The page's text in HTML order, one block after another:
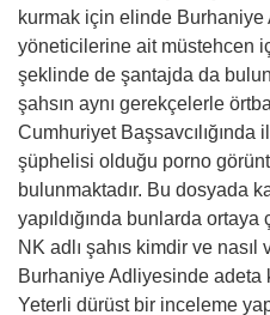
kurmak için elinde Burhaniye
yöneticilerine ait müstehcen
şeklinde de şantajda da
şahsın aynı gerekçelerle
Cumhuriyet
şüphelisi olduğu porno
bulunmaktadır. Bu dosyada
yapıldığında bunlarda ortaya
NK adlı şahıs kimdir ve nasıl
Burhaniye Adliyesinde adeta
Yeterli dürüst bir inceleme